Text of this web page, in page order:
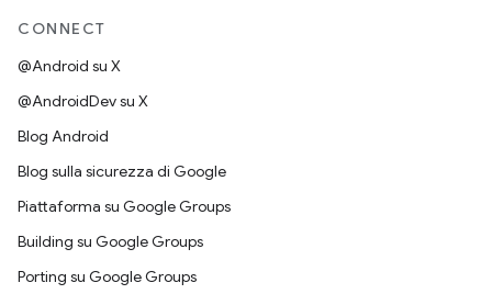
CONNECT
@Android su X
@AndroidDev su X
Blog Android
Blog sulla sicurezza di Google
Piattaforma su Google Groups
Building su Google Groups
Porting su Google Groups